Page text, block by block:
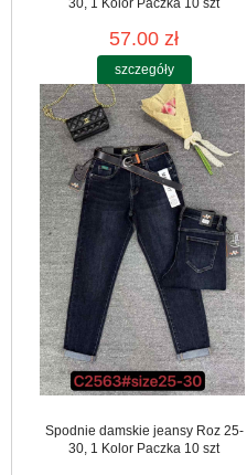
30, 1 Kolor Paczka 10 szt
57.00 zł
szczegóły
Spodnie damskie jeansy Roz 25-
30, 1 Kolor Paczka 10 szt